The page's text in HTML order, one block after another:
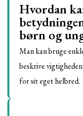
Hvordan
børn og
Man kan bruge
beskrive
for sit eget helbred.